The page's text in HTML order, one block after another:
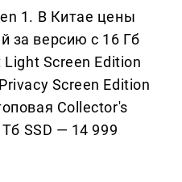
1. В Китае цены
за версию с 16 Гб
Light Screen Edition
Screen Edition
Collector's
SSD — 14 999